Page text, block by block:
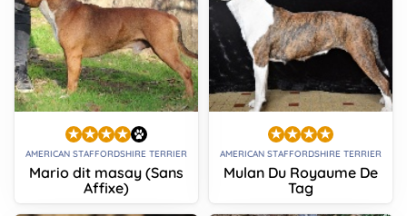
AMERICAN STAFFORDSHIRE TERRIER
Mario dit masay (Sans
Affixe)
AMERICAN STAFFORDSHIRE TERRIER
Mulan Du Royaume De
Tag